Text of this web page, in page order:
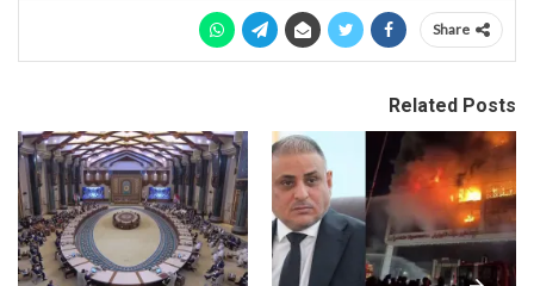
Share
Related Posts